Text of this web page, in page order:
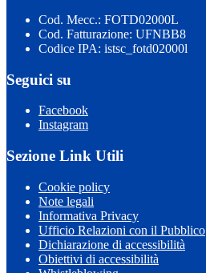
Cod. Mecc.: FOTD02000L
Cod. Fatturazione: UFNBB8
Codice IPA: istsc_fotd02000l
Seguici su
Facebook
Instagram
Sezione Link Utili
Cookie policy
Note legali
Informativa Privacy
Ufficio Relazioni con il Pubblico
Dichiarazione di accessibilità
Obiettivi di accessibilità